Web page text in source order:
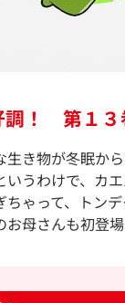
調！ 第１３
き物が冬眠か
うわけで、カ
ゃって、トンデ
母さんも初登場